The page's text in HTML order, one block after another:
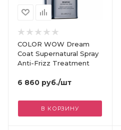
COLOR WOW Dream
Coat Supernatural Spray
Anti-Frizz Treatment
6 860 руб./шт
В КОРЗИНУ